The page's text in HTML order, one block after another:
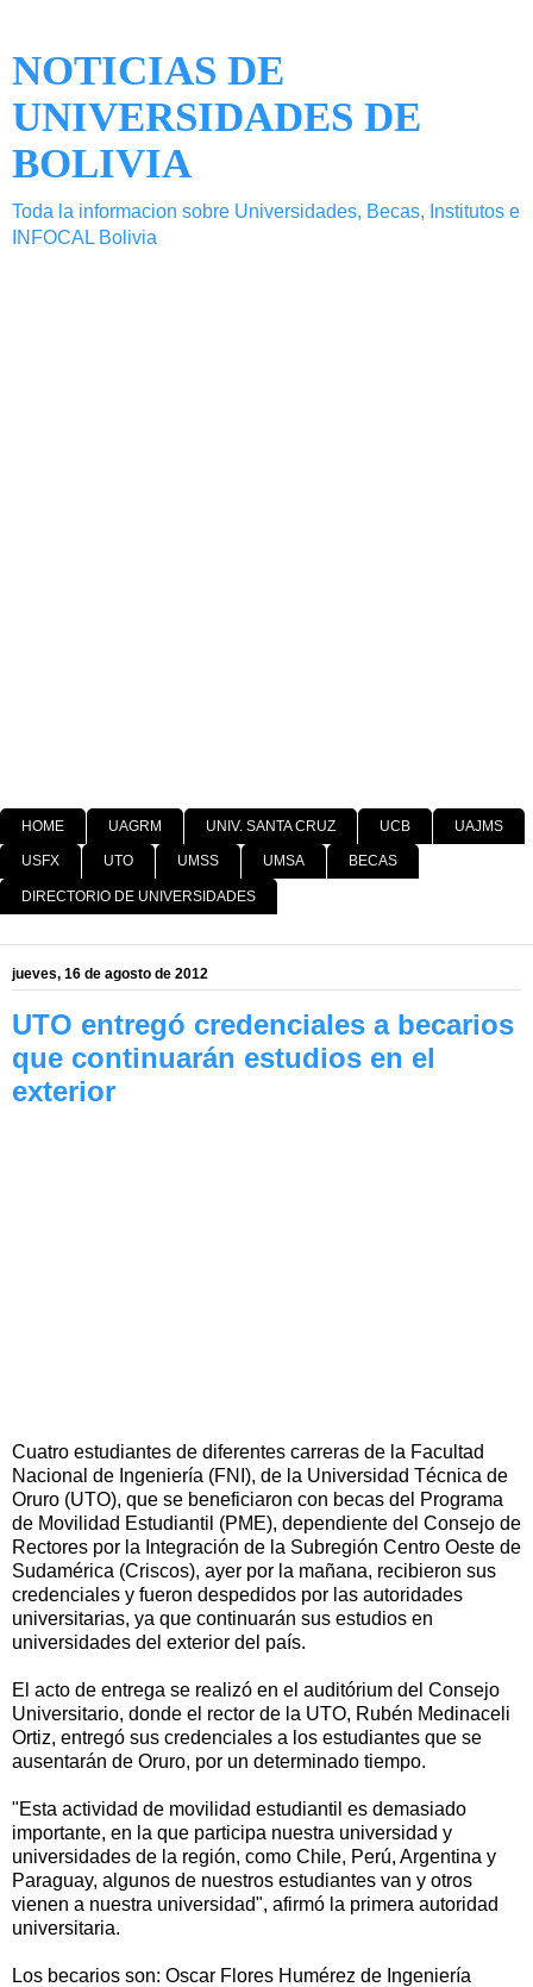
NOTICIAS DE
UNIVERSIDADES DE
BOLIVIA
Toda la informacion sobre Universidades, Becas, Institutos e
INFOCAL Bolivia
HOME UAGRM UNIV. SANTA CRUZ UCB UAJMS
USFX UTO UMSS UMSA BECAS
DIRECTORIO DE UNIVERSIDADES
jueves, 16 de agosto de 2012
UTO entregó credenciales a becarios
que continuarán estudios en el
exterior
Cuatro estudiantes de diferentes carreras de la Facultad
Nacional de Ingeniería (FNI), de la Universidad Técnica de
Oruro (UTO), que se beneficiaron con becas del Programa
de Movilidad Estudiantil (PME), dependiente del Consejo de
Rectores por la Integración de la Subregión Centro Oeste de
Sudamérica (Criscos), ayer por la mañana, recibieron sus
credenciales y fueron despedidos por las autoridades
universitarias, ya que continuarán sus estudios en
universidades del exterior del país.
El acto de entrega se realizó en el auditórium del Consejo
Universitario, donde el rector de la UTO, Rubén Medinaceli
Ortiz, entregó sus credenciales a los estudiantes que se
ausentarán de Oruro, por un determinado tiempo.
"Esta actividad de movilidad estudiantil es demasiado
importante, en la que participa nuestra universidad y
universidades de la región, como Chile, Perú, Argentina y
Paraguay, algunos de nuestros estudiantes van y otros
vienen a nuestra universidad", afirmó la primera autoridad
universitaria.
Los becarios son: Oscar Flores Humérez de Ingeniería